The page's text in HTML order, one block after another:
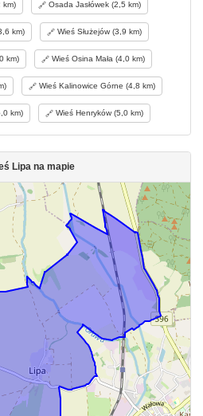
km) Osada Jasłówek (2,5 km)
km) Wieś Służejów (3,9 km)
km) Wieś Osina Mała (4,0 km)
Wieś Kalinowice Górne (4,8 km)
km) Wieś Henryków (5,0 km)
Lipa na mapie